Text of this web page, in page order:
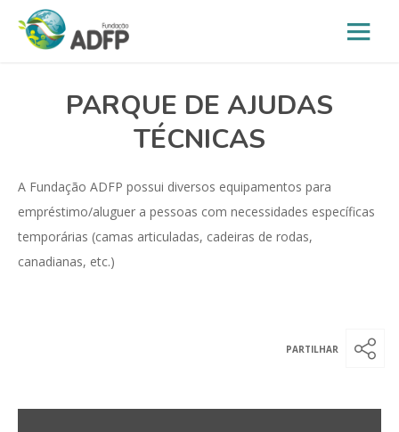
PARQUE DE AJUDAS
TÉCNICAS
A Fundação ADFP possui diversos equipamentos para
empréstimo/aluguer a pessoas com necessidades específicas
temporárias (camas articuladas, cadeiras de rodas,
canadianas, etc.)